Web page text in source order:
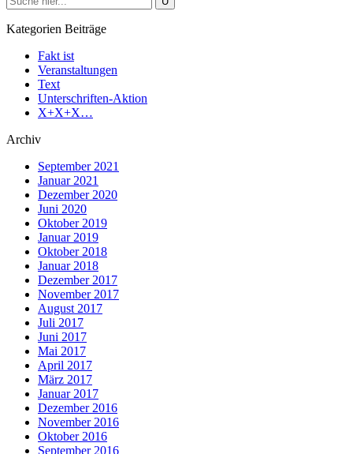
Kategorien Beiträge
Fakt ist
Veranstaltungen
Text
Unterschriften-Aktion
X+X+X…
Archiv
September 2021
Januar 2021
Dezember 2020
Juni 2020
Oktober 2019
Januar 2019
Oktober 2018
Januar 2018
Dezember 2017
November 2017
August 2017
Juli 2017
Juni 2017
Mai 2017
April 2017
März 2017
Januar 2017
Dezember 2016
November 2016
Oktober 2016
September 2016